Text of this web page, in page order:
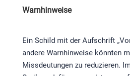
Warnhinweise
Ein Schild mit der Aufschrift
andere Warnhinweise könnten
Missdeutungen zu reduzieren.